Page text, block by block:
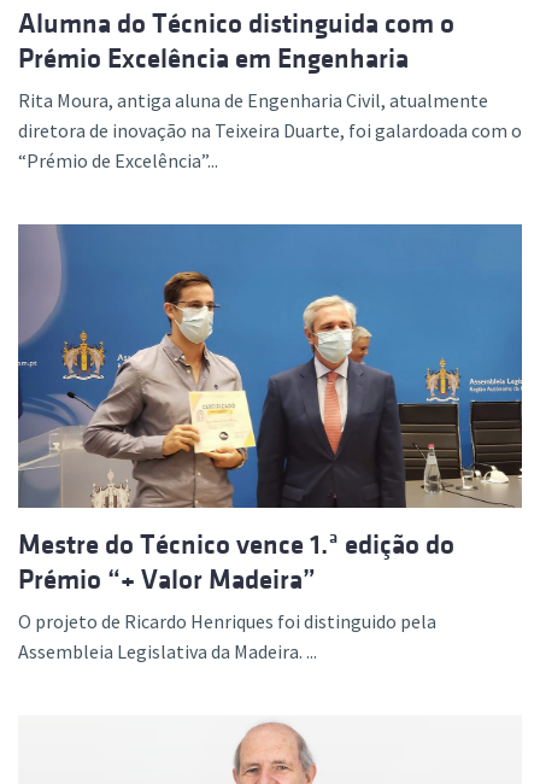
Alumna do Técnico distinguida com o
Prémio Excelência em Engenharia
Rita Moura, antiga aluna de Engenharia Civil, atualmente
diretora de inovação na Teixeira Duarte, foi galardoada com o
“Prémio de Excelência”...
Mestre do Técnico vence 1.ª edição do
Prémio “+ Valor Madeira”
O projeto de Ricardo Henriques foi distinguido pela
Assembleia Legislativa da Madeira. ...